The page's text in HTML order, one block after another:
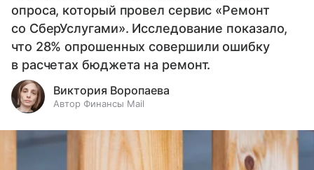
опроса, который провел сервис «Ремонт
со СберУслугами». Исследование показало,
что 28% опрошенных совершили ошибку
в расчетах бюджета на ремонт.
Виктория Воропаева
Автор Финансы Mail